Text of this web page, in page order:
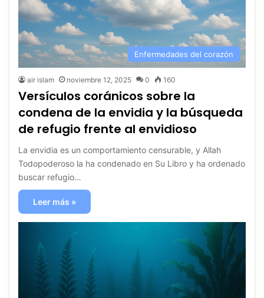
Enfermedades del corazón
air islam noviembre 12, 2025 0 160
Versículos coránicos sobre la
condena de la envidia y la búsqueda
de refugio frente al envidioso
La envidia es un comportamiento censurable, y Allah
Todopoderoso la ha condenado en Su Libro y ha ordenado
buscar refugio…
Leer más »